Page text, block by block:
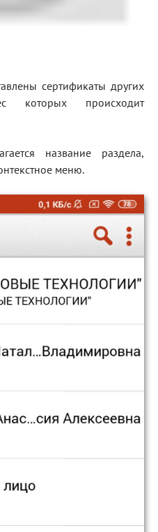
сертификаты других
которых происходит
название раздела,
меню.